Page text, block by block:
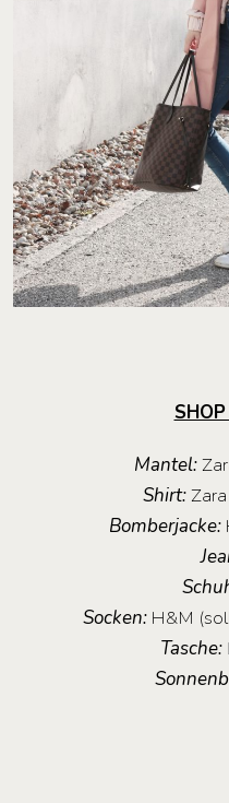
Mantel:
Shirt:Zara
Bomberjacke:
Socken: H&M
Tasche: